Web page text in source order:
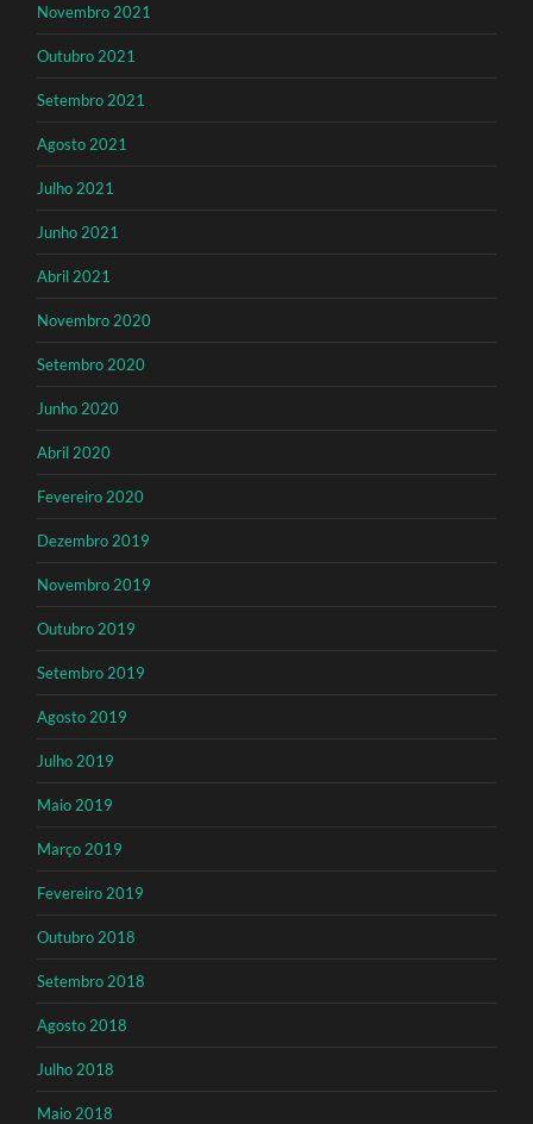
Novembro 2021
Outubro 2021
Setembro 2021
Agosto 2021
Julho 2021
Junho 2021
Abril 2021
Novembro 2020
Setembro 2020
Junho 2020
Abril 2020
Fevereiro 2020
Dezembro 2019
Novembro 2019
Outubro 2019
Setembro 2019
Agosto 2019
Julho 2019
Maio 2019
Março 2019
Fevereiro 2019
Outubro 2018
Setembro 2018
Agosto 2018
Julho 2018
Maio 2018